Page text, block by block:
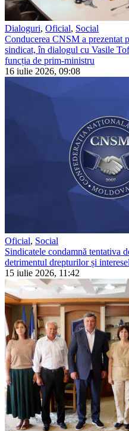
Dialoguri, Oficial, Social
Conducerea CNSM a prezentat
sindicat, în dialogul cu Vasile
funcția de prim-ministru
16 iulie 2026, 09:08
Oficial, Social
Sindicatele condamnă tentativa
detrimentul drepturilor și
15 iulie 2026, 11:42